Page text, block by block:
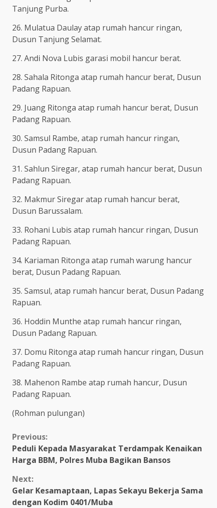
Tanjung Purba.
26. Mulatua Daulay atap rumah hancur ringan,
Dusun Tanjung Selamat.
27. Andi Nova Lubis garasi mobil hancur berat.
28. Sahala Ritonga atap rumah hancur berat, Dusun
Padang Rapuan.
29. Juang Ritonga atap rumah hancur berat, Dusun
Padang Rapuan.
30. Samsul Rambe, atap rumah hancur ringan,
Dusun Padang Rapuan.
31. Sahlun Siregar, atap rumah hancur berat, Dusun
Padang Rapuan.
32. Makmur Siregar atap rumah hancur berat,
Dusun Barussalam.
33. Rohani Lubis atap rumah hancur ringan, Dusun
Padang Rapuan.
34. Kariaman Ritonga atap rumah warung hancur
berat, Dusun Padang Rapuan.
35. Samsul, atap rumah hancur berat, Dusun Padang
Rapuan.
36. Hoddin Munthe atap rumah hancur ringan,
Dusun Padang Rapuan.
37. Domu Ritonga atap rumah hancur ringan, Dusun
Padang Rapuan.
38. Mahenon Rambe atap rumah hancur, Dusun
Padang Rapuan.
(Rohman pulungan)
Continue
Reading
Previous:
Peduli Kepada Masyarakat Terdampak Kenaikan
Harga BBM, Polres Muba Bagikan Bansos
Next:
Gelar Kesamaptaan, Lapas Sekayu Bekerja Sama
dengan Kodim 0401/Muba